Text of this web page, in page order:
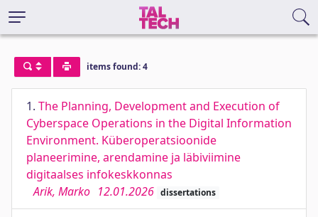
items found: 4
1. The Planning, Development and Execution of
Cyberspace Operations in the Digital Information
Environment. Küberoperatsioonide
planeerimine, arendamine ja läbiviimine
digitaalses infokeskkonnas
Arik, Marko 12.01.2026 dissertations